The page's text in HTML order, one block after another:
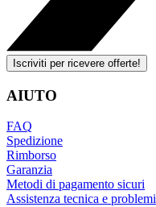
Iscriviti per ricevere offerte!
AIUTO
FAQ
Spedizione
Rimborso
Garanzia
Metodi di pagamento sicuri
Assistenza tecnica e problemi